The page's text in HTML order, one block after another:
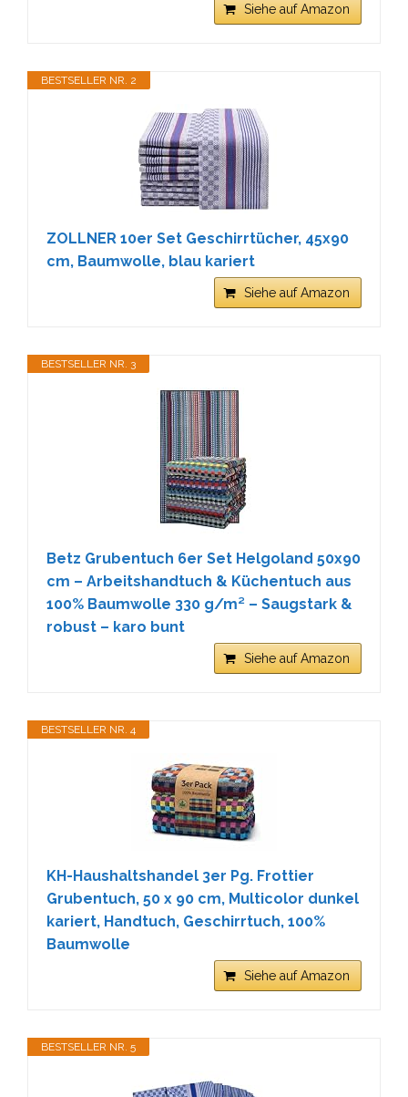
Siehe auf Amazon
BESTSELLER NR. 2
ZOLLNER 10er Set Geschirrtücher, 45x90
cm, Baumwolle, blau kariert
Siehe auf Amazon
BESTSELLER NR. 3
Betz Grubentuch 6er Set Helgoland 50x90
cm – Arbeitshandtuch & Küchentuch aus
100% Baumwolle 330 g/m² – Saugstark &
robust – karo bunt
Siehe auf Amazon
BESTSELLER NR. 4
KH-Haushaltshandel 3er Pg. Frottier
Grubentuch, 50 x 90 cm, Multicolor dunkel
kariert, Handtuch, Geschirrtuch, 100%
Baumwolle
Siehe auf Amazon
BESTSELLER NR. 5